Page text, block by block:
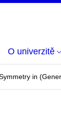
O univerzitě
in